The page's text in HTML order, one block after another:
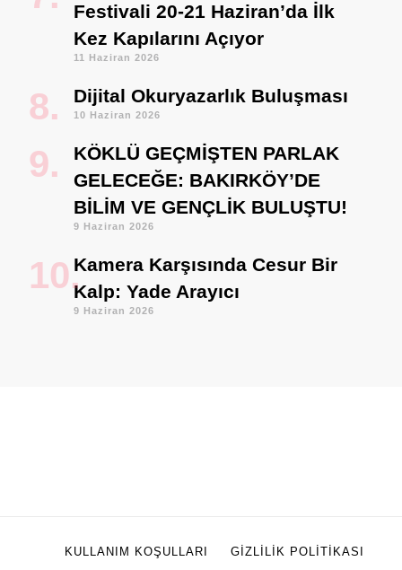
Festivali 20-21 Haziran’da İlk
Kez Kapılarını Açıyor
11 Haziran 2026
Dijital Okuryazarlık Buluşması
10 Haziran 2026
KÖKLÜ GEÇMİŞTEN PARLAK
GELECEĞE: BAKIRKÖY’DE
BİLİM VE GENÇLİK BULUŞTU!
9 Haziran 2026
Kamera Karşısında Cesur Bir
Kalp: Yade Arayıcı
9 Haziran 2026
KULLANIM KOŞULLARI GIZLILIK POLITIKASI